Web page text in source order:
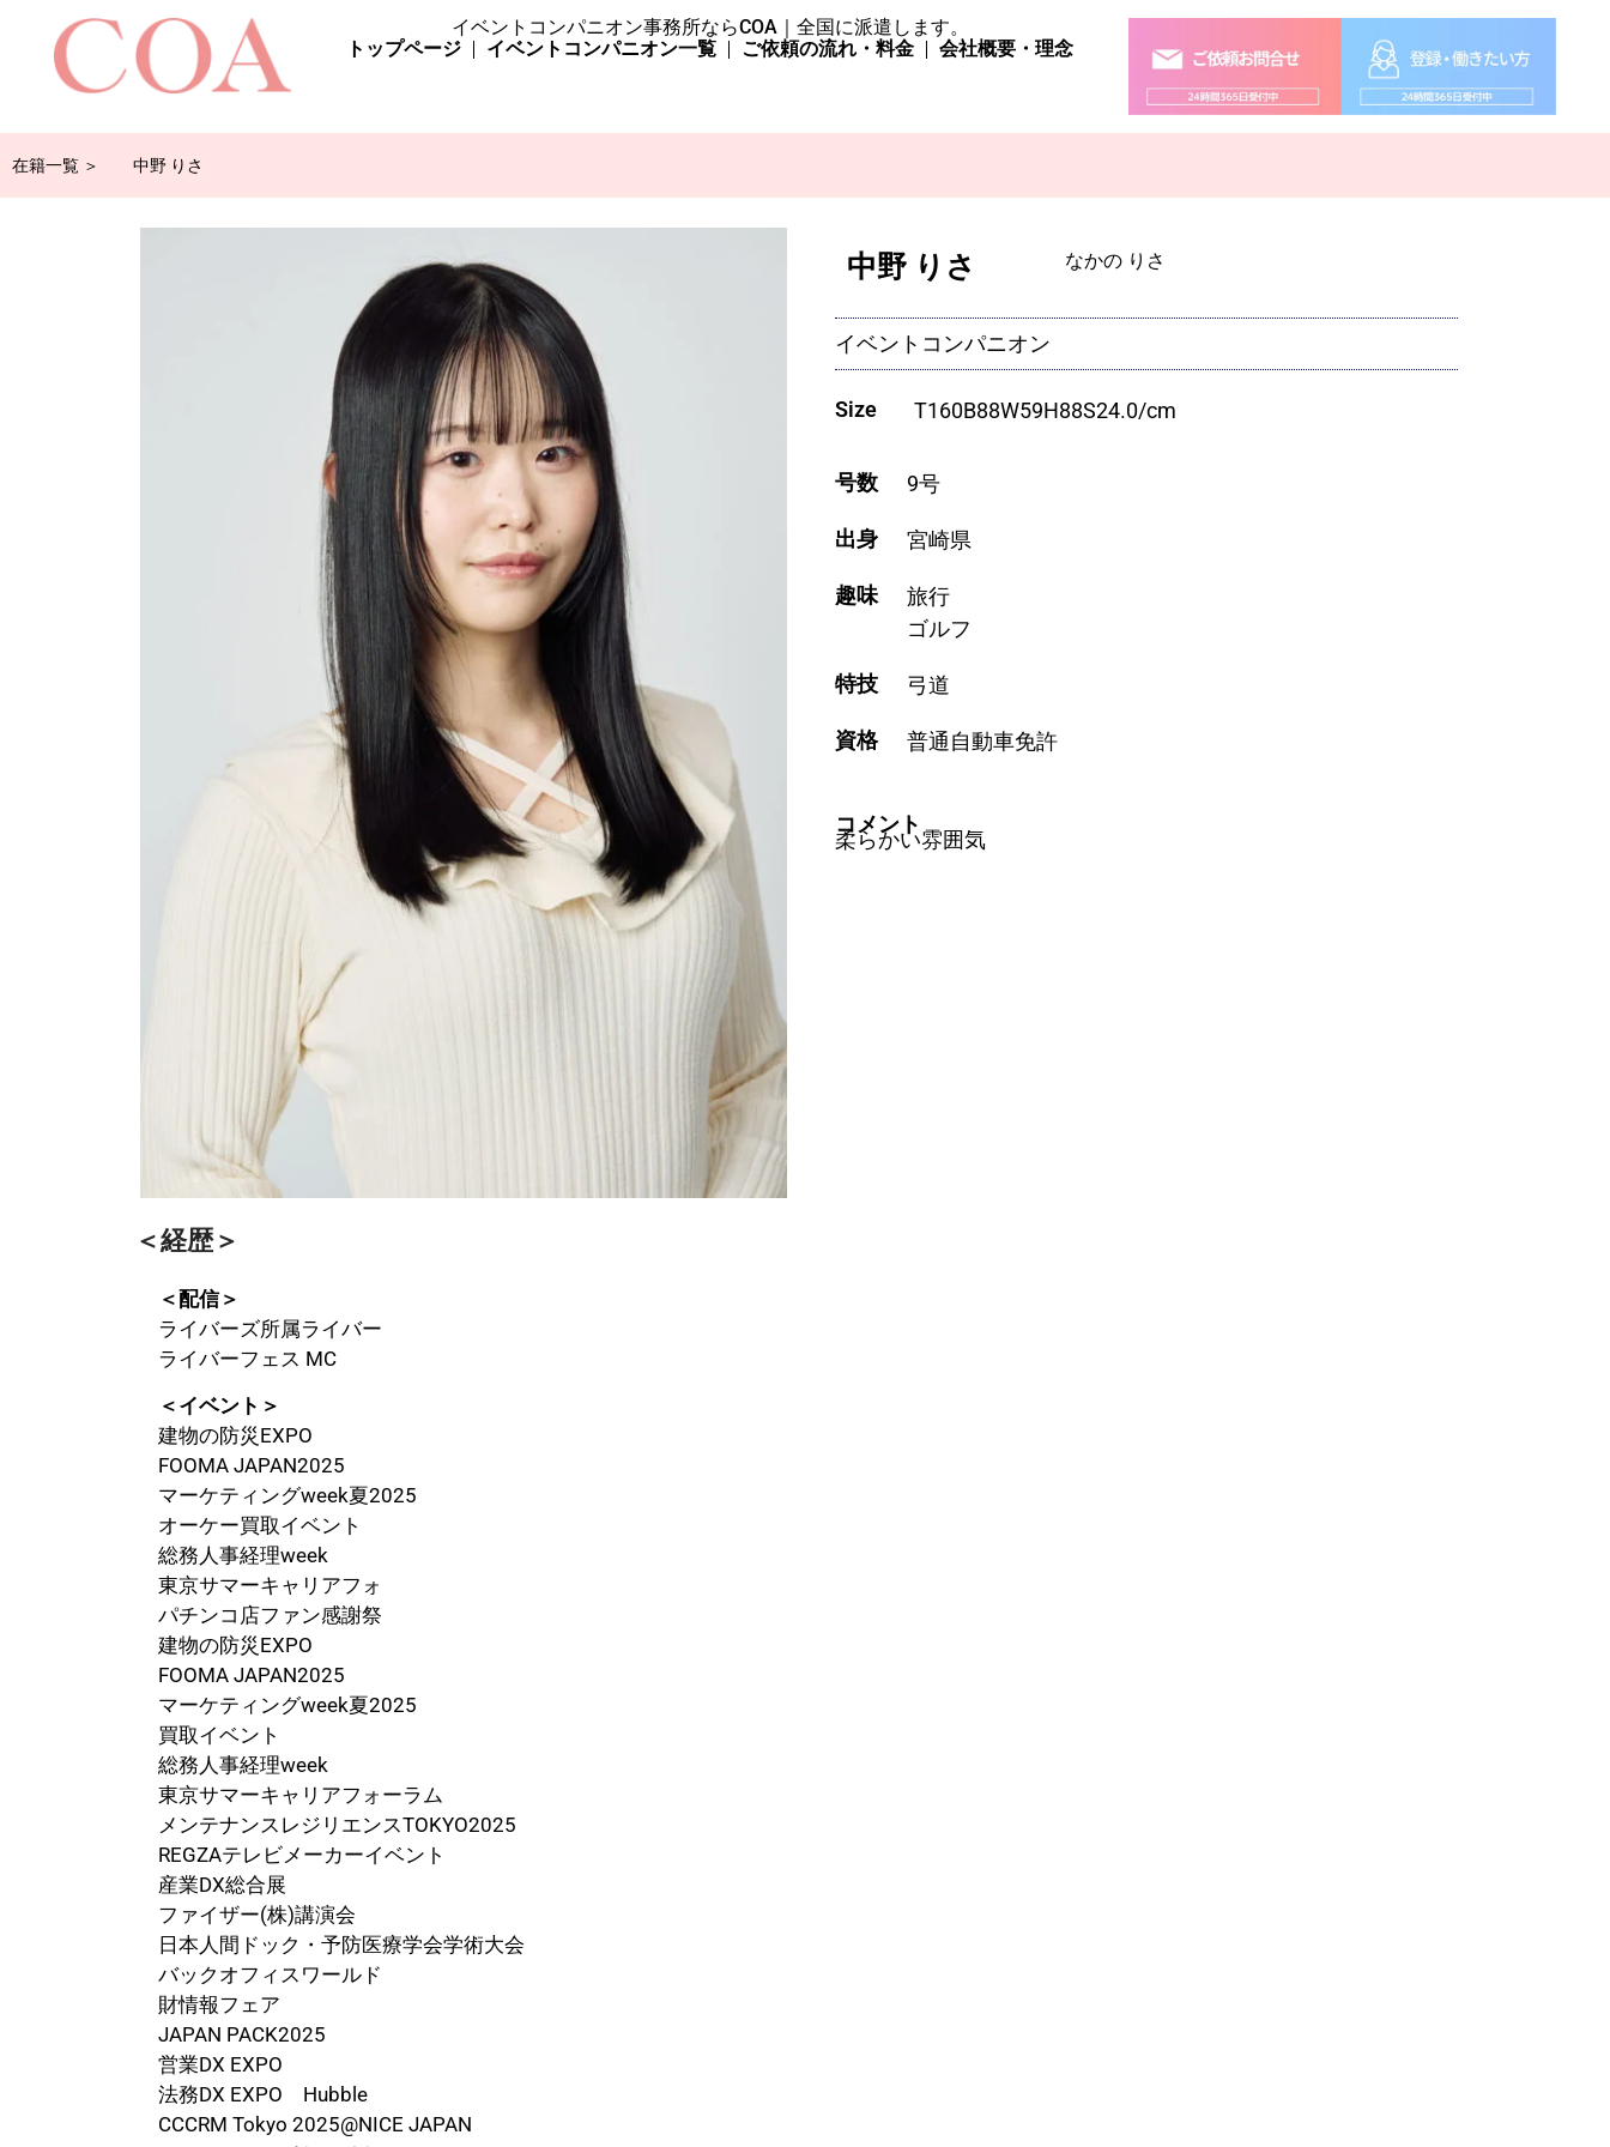
イベントコンパニオン事務所ならCOA｜全国に派遣します。
トップページ
イベントコンパニオン一覧 ご依頼の流れ・料金 会社概要・理念
在籍一覧 ＞ 中野 りさ
中野 りさ なかの りさ
イベントコンパニオン
Size T160B88W59H88S24.0/cm
号数 9号
出身 宮崎県
趣味
旅行
ゴルフ
特技 弓道
資格 普通自動車免許
コメント
柔らかい雰囲気
＜経歴＞
＜配信＞
ライバーズ所属ライバー
ライバーフェス MC
＜イベント＞
建物の防災EXPO
FOOMA JAPAN2025
マーケティングweek夏2025
オーケー買取イベント
総務人事経理week
東京サマーキャリアフォ
パチンコ店ファン感謝祭
建物の防災EXPO
FOOMA JAPAN2025
マーケティングweek夏2025
買取イベント
総務人事経理week
東京サマーキャリアフォーラム
メンテナンスレジリエンスTOKYO2025
REGZAテレビメーカーイベント
産業DX総合展
ファイザー(株)講演会
日本人間ドック・予防医療学会学術大会
バックオフィスワールド
財情報フェア
JAPAN PACK2025
営業DX EXPO
法務DX EXPO Hubble
CCCRM Tokyo 2025@NICE JAPAN